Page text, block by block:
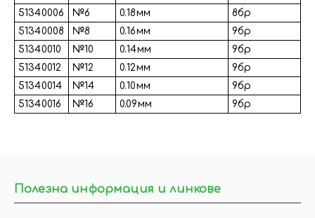
51340006 №6 0.18мм
8бр
51340008
№8 0.16мм
9бр
51340010
№10 0.14мм
9бр
51340012
№12 0.12мм
9бр
51340014
№14 0.10мм
9бр
51340016
№16 0.09мм 9бр
Полезна информация и линкове